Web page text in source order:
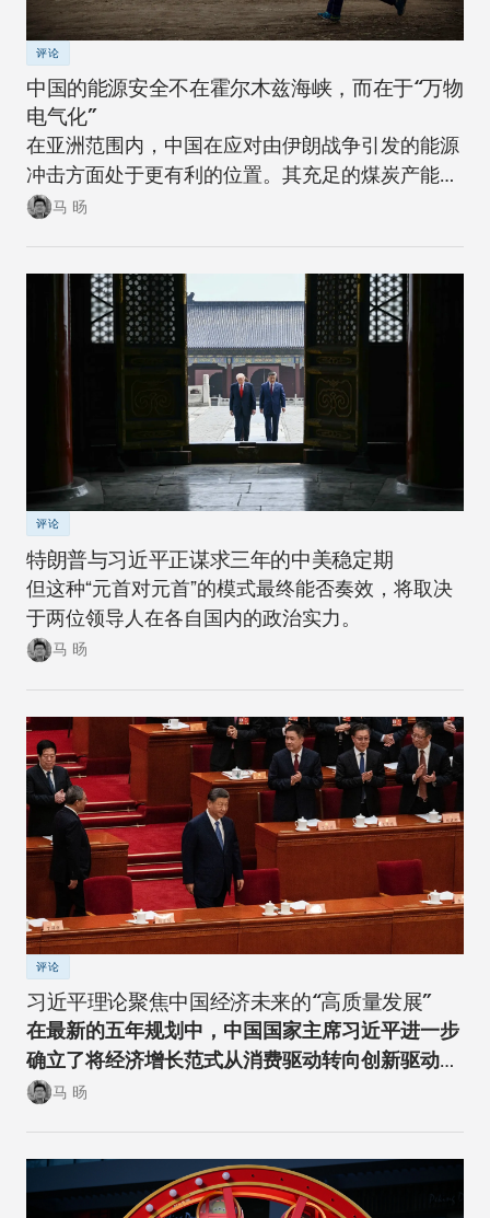
评论
中国的能源安全不在霍尔木兹海峡，而在于“万物
电气化”
在亚洲范围内，中国在应对由伊朗战争引发的能源
冲击方面处于更有利的位置。其充足的煤炭产能可
以在短期内确保稳定。同时，随着该国逐步推进摆
马 旸
评论
特朗普与习近平正谋求三年的中美稳定期
但这种“元首对元首”的模式最终能否奏效，将取决
于两位领导人在各自国内的政治实力。
马 旸
评论
习近平理论聚焦中国经济未来的“高质量发展”
在最新的五年规划中，中国国家主席习近平进一步
确立了将经济增长范式从消费驱动转向创新驱动的
经济转型方向。
马 旸